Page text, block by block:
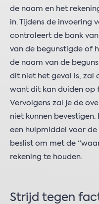
de naam en het
in. Tijdens de invoering
controleert de bank
van de begunstigde of
de naam van de
dit niet het geval is, zal
want dit kan duiden op
Vervolgens zal je de
niet kunnen
een hulpmiddel voor
beslist om met de
rekening te houden.
Strijd tegen